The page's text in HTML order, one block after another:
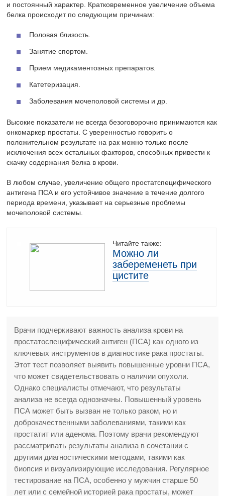
и постоянный характер. Кратковременное увеличение объема
белка происходит по следующим причинам:
Половая близость.
Занятие спортом.
Прием медикаментозных препаратов.
Катетеризация.
Заболевания мочеполовой системы и др.
Высокие показатели не всегда безоговорочно принимаются как
онкомаркер простаты. С уверенностью говорить о
положительном результате на рак можно только после
исключения всех остальных факторов, способных привести к
скачку содержания белка в крови.
В любом случае, увеличение общего простатспецифического
антигена ПСА и его устойчивое значение в течение долгого
периода времени, указывает на серьезные проблемы
мочеполовой системы.
Читайте также:
Можно ли
забеременеть при
цистите
Врачи подчеркивают важность анализа крови на
простатоспецифический антиген (ПСА) как одного из
ключевых инструментов в диагностике рака простаты.
Этот тест позволяет выявить повышенные уровни ПСА,
что может свидетельствовать о наличии опухоли.
Однако специалисты отмечают, что результаты
анализа не всегда однозначны. Повышенный уровень
ПСА может быть вызван не только раком, но и
доброкачественными заболеваниями, такими как
простатит или аденома. Поэтому врачи рекомендуют
рассматривать результаты анализа в сочетании с
другими диагностическими методами, такими как
биопсия и визуализирующие исследования. Регулярное
тестирование на ПСА, особенно у мужчин старше 50
лет или с семейной историей рака простаты, может